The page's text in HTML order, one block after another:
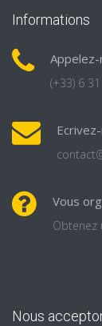
Informations
Appelez-
(+33) 6
Vous
Obtenez
Nous